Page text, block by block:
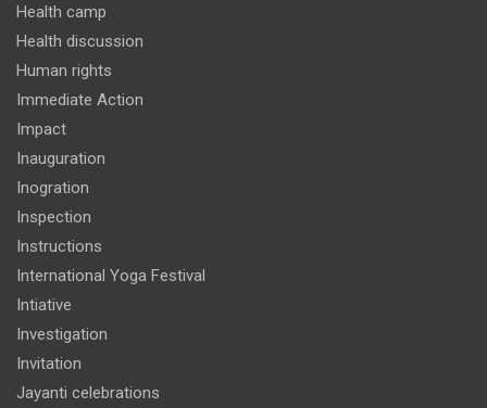
Health camp
Health discussion
Human rights
Immediate Action
Impact
Inauguration
Inogration
Inspection
Instructions
International Yoga Festival
Intiative
Investigation
Invitation
Jayanti celebrations